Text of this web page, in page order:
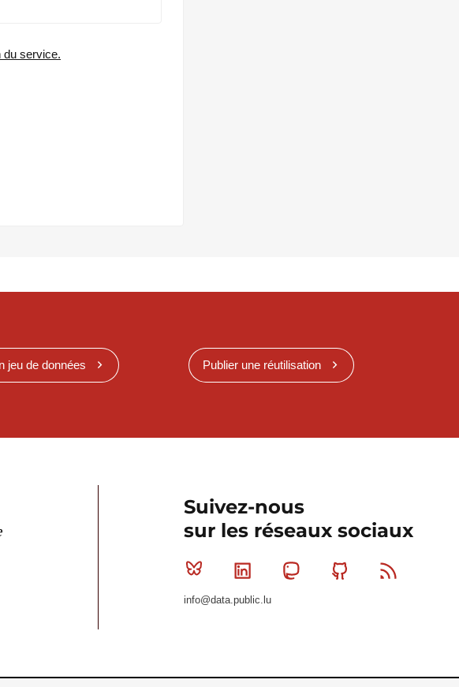
du service.
jeu de données Publier une réutilisation
Suivez-nous
sur les réseaux sociaux
Bluesky Linkedin MastodonGithub
info@data.public.lu